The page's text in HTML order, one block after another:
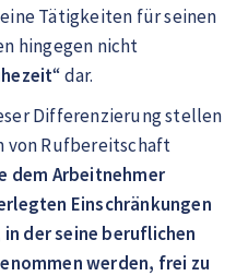
Tätigkeiten für seinen
hingegen nicht
“ dar.
Differenzierung stellen
von Rufbereitschaft
dem Arbeitnehmer
Einschränkungen
der seine beruflichen
werden, frei zu